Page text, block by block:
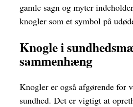
gamle sagn og myter
knogler som et symbol på
Knogle i
sammenhæng
Knogler er også afgørende for
sundhed. Det er vigtigt at